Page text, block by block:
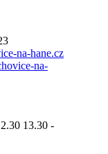
na-hane.cz
na-
13.30 -